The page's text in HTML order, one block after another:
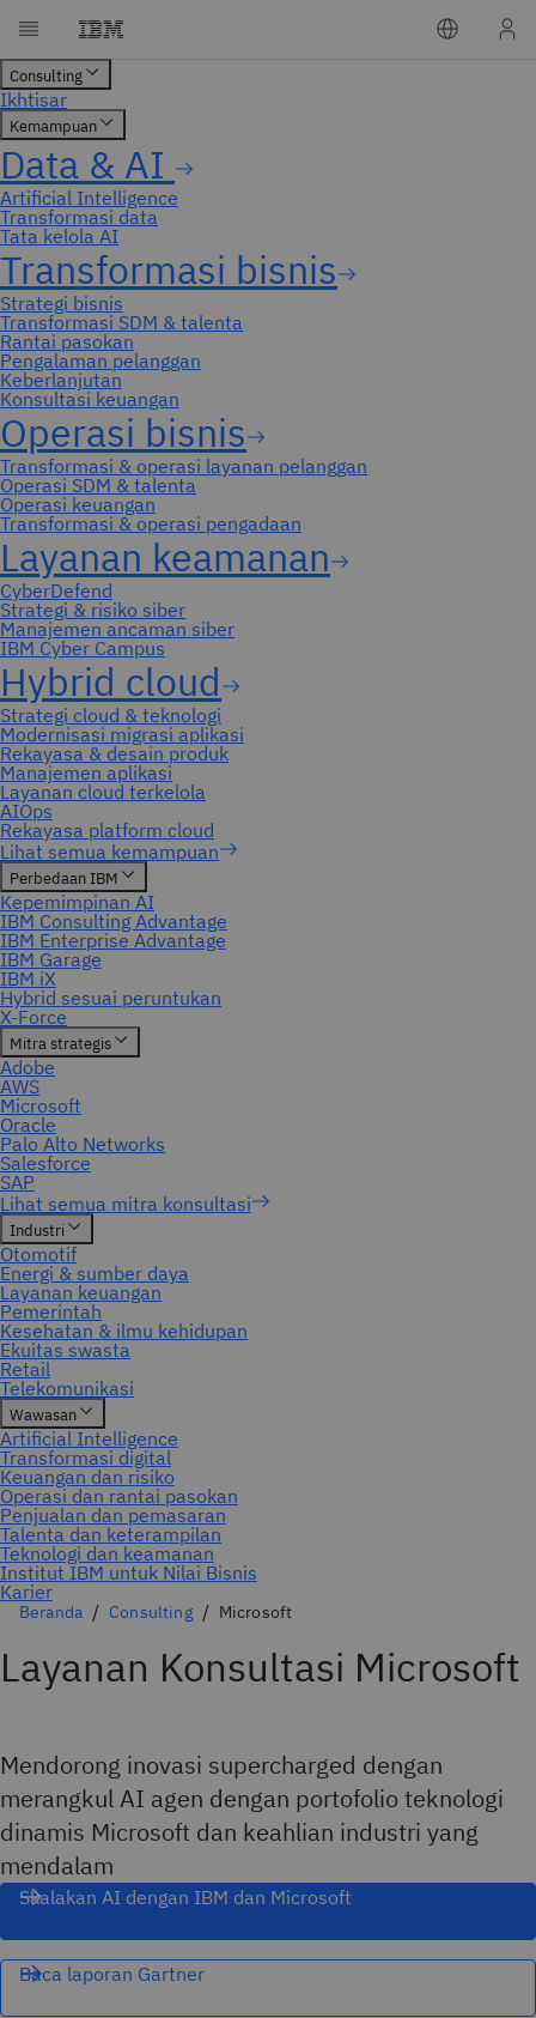
Beranda Consulting Microsoft
Layanan Konsultasi Microsoft
Mendorong inovasi supercharged dengan
merangkul AI agen dengan portofolio teknologi
dinamis Microsoft dan keahlian industri yang
mendalam
Skalakan AI dengan IBM dan Microsoft
Baca laporan Gartner